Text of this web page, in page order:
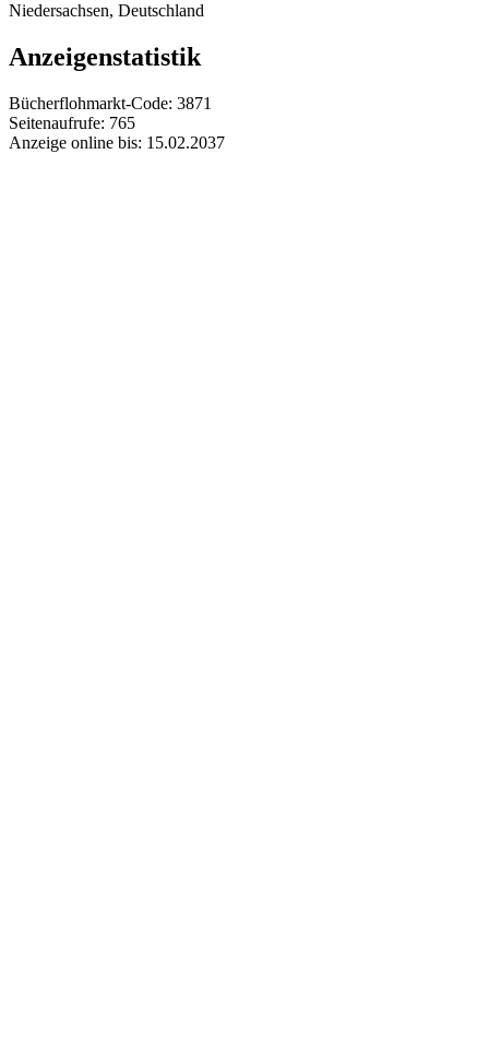
Niedersachsen, Deutschland
Anzeigenstatistik
Bücherflohmarkt-Code: 3871
Seitenaufrufe: 765
Anzeige online bis: 15.02.2037